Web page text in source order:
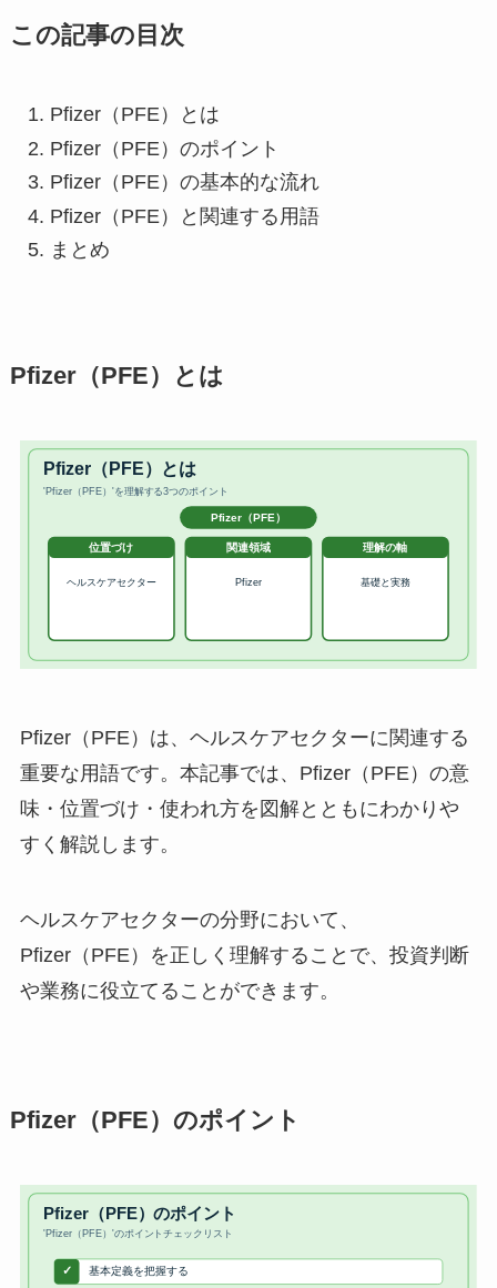
この記事の目次
Pfizer（PFE）とは
Pfizer（PFE）のポイント
Pfizer（PFE）の基本的な流れ
Pfizer（PFE）と関連する用語
まとめ
Pfizer（PFE）とは
Pfizer（PFE）は、ヘルスケアセクターに関連する
重要な用語です。本記事では、Pfizer（PFE）の意
味・位置づけ・使われ方を図解とともにわかりや
すく解説します。
ヘルスケアセクターの分野において、
Pfizer（PFE）を正しく理解することで、投資判断
や業務に役立てることができます。
Pfizer（PFE）のポイント